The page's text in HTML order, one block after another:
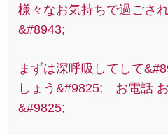
様々なお気持ちで過ごさ
&#8943;
まずは深呼吸してして
しょう&#9825; お電話
&#9825;